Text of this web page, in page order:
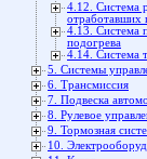
4.12. Система
отработавших
4.13. Система
подогрева
4.14. Система
5. Системы
6. Трансмиссия
7. Подвеска
8. Рулевое
9. Тормозная
10.